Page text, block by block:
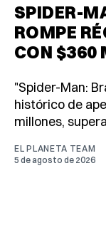
SPIDER-
ROMPE
CON $360
"Spider-Man:
histórico de
millones,
EL PLANETA TEAM
5 de agosto de 2026